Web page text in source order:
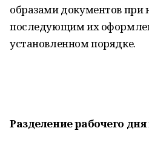
образами документов при
последующим их
установленном порядке.
Разделение рабочего